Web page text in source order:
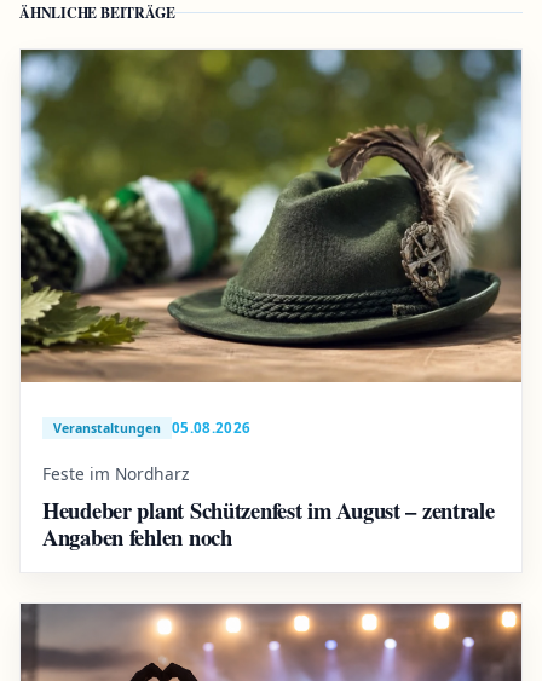
ÄHNLICHE BEITRÄGE
Veranstaltungen 05.08.2026
Feste im Nordharz
Heudeber plant Schützenfest im August – zentrale
Angaben fehlen noch